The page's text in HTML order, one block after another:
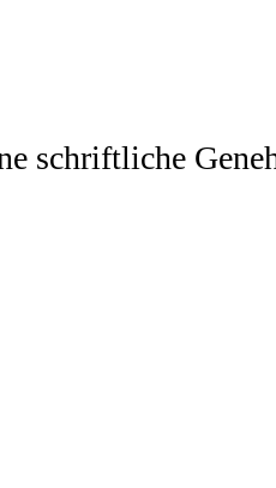
schriftliche